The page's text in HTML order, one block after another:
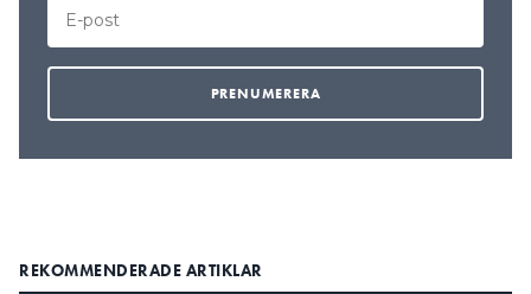
REKOMMENDERADE ARTIKLAR